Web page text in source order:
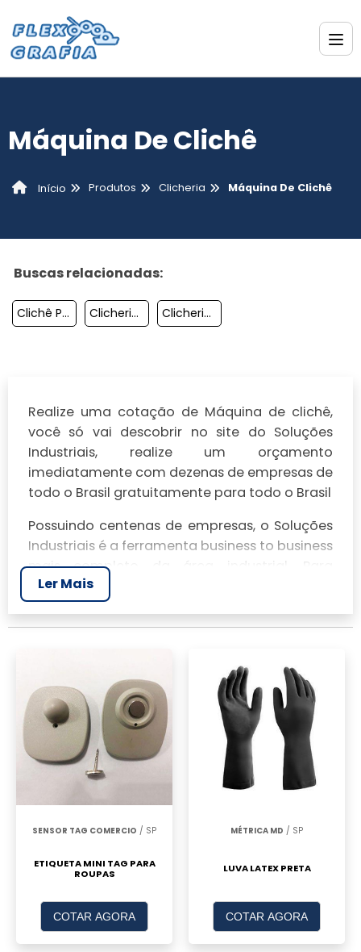
Máquina De Clichê
Início Produtos Clicheria Máquina De Clichê
Buscas relacionadas:
Clichê Para Etiquetas Clicheria Flexografia Clicheria Sp
Realize uma cotação de Máquina de clichê,
você só vai descobrir no site do Soluções
Industriais, realize um orçamento
imediatamente com dezenas de empresas de
todo o Brasil gratuitamente para todo o Brasil
Possuindo centenas de empresas, o Soluções
Industriais é a ferramenta business to business
mais completo da área industrial. Para
realizar um orçamento de Máquina de clichê,
clique em um ou mais dos anuciantes a
seguir:
Ler Mais
SENSOR TAG COMERCIO / SP
ETIQUETA MINI TAG PARA
ROUPAS
COTAR AGORA
MÉTRICA MD / SP
LUVA LATEX PRETA
COTAR AGORA